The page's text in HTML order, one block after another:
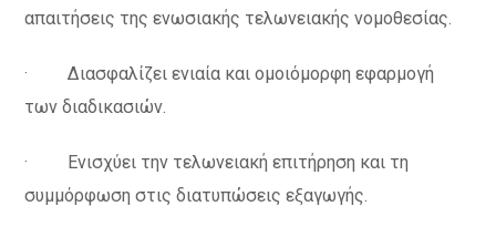
απαιτήσεις της ενωσιακής τελωνειακής νομοθεσίας.
· Διασφαλίζει ενιαία και ομοιόμορφη εφαρμογή
των διαδικασιών.
· Ενισχύει την τελωνειακή επιτήρηση και τη
συμμόρφωση στις διατυπώσεις εξαγωγής.